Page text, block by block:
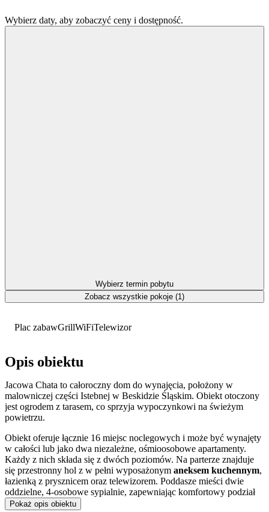
Plac zabawGrillWiFiTelewizor
Opis obiektu
Jacowa Chata to całoroczny dom do wynajęcia, położony w
malowniczej części Istebnej w Beskidzie Śląskim. Obiekt otoczony
jest ogrodem z tarasem, co sprzyja wypoczynkowi na świeżym
powietrzu.
Obiekt oferuje łącznie 16 miejsc noclegowych i może być wynajęty
w całości lub jako dwa niezależne, ośmioosobowe apartamenty.
Każdy z nich składa się z dwóch poziomów. Na parterze znajduje
się przestronny hol z w pełni wyposażonym aneksem kuchennym,
łazienką z prysznicem oraz telewizorem. Poddasze mieści dwie
oddzielne, 4-osobowe sypialnie, zapewniając komfortowy podział
przestrzeni.
Pokaż opis obiektu
Wybierz daty, aby zobaczyć ceny i dostępność.
Wybierz termin pobytu
Zobacz wszystkie pokoje (1)